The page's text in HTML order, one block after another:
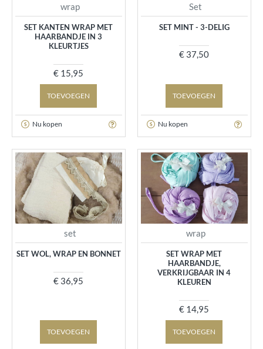
wrap
SET KANTEN WRAP MET
HAARBANDJE IN 3
KLEURTJES
€ 15,95
TOEVOEGEN
Nu kopen
Set
SET MINT - 3-DELIG
€ 37,50
TOEVOEGEN
Nu kopen
set
SET WOL, WRAP EN BONNET
€ 36,95
TOEVOEGEN
wrap
SET WRAP MET
HAARBANDJE,
VERKRIJGBAAR IN 4
KLEUREN
€ 14,95
TOEVOEGEN